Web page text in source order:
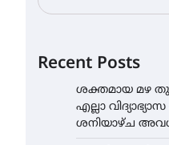
Recent Posts
ശക്തമായ മഴ
എല്ലാ
ശനിയാഴ്ച